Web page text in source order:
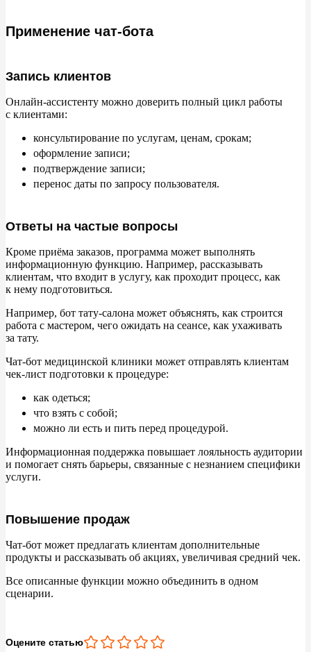
Применение чат-бота
Запись клиентов
Онлайн-ассистенту можно доверить полный цикл работы
с клиентами:
консультирование по услугам, ценам, срокам;
оформление записи;
подтверждение записи;
перенос даты по запросу пользователя.
Ответы на частые вопросы
Кроме приёма заказов, программа может выполнять
информационную функцию. Например, рассказывать
клиентам, что входит в услугу, как проходит процесс, как
к нему подготовиться.
Например, бот тату-салона может объяснять, как строится
работа с мастером, чего ожидать на сеансе, как ухаживать
за тату.
Чат-бот медицинской клиники может отправлять клиентам
чек-лист подготовки к процедуре:
как одеться;
что взять с собой;
можно ли есть и пить перед процедурой.
Информационная поддержка повышает лояльность аудитории
и помогает снять барьеры, связанные с незнанием специфики
услуги.
Повышение продаж
Чат-бот может предлагать клиентам дополнительные
продукты и рассказывать об акциях, увеличивая средний чек.
Все описанные функции можно объединить в одном
сценарии.
Оцените статью